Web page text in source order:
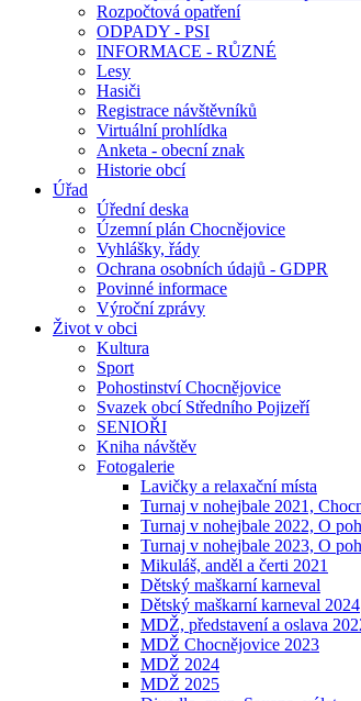
Rozpočtová opatření
ODPADY - PSI
INFORMACE - RŮZNÉ
Lesy
Hasiči
Registrace návštěvníků
Virtuální prohlídka
Anketa - obecní znak
Historie obcí
Úřad
Úřední deska
Územní plán Chocnějovice
Vyhlášky, řády
Ochrana osobních údajů - GDPR
Povinné informace
Výroční zprávy
Život v obci
Kultura
Sport
Pohostinství Chocnějovice
Svazek obcí Středního Pojizeří
SENIOŘI
Kniha návštěv
Fotogalerie
Lavičky a relaxační místa
Turnaj v nohejbale 2021,
Turnaj v nohejbale 2022, O
Turnaj v nohejbale 2023, O
Mikuláš, anděl a čerti 2021
Dětský maškarní karneval
Dětský maškarní karneval 2024
MDŽ, představení a oslava
MDŽ Chocnějovice 2023
MDŽ 2024
MDŽ 2025